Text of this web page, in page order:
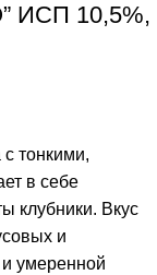
ИСП 10,5%,
с тонкими,
в себе
клубники. Вкус
и
и умеренной